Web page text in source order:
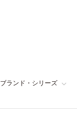
ブランド・シリーズ